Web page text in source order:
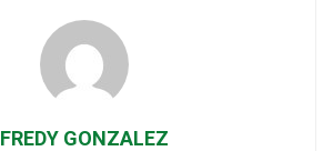
FREDY GONZALEZ